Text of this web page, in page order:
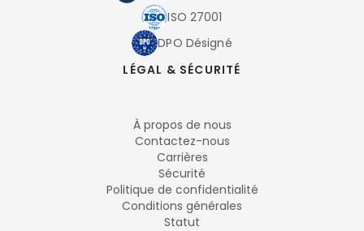
ISO 27001
DPO Désigné
LÉGAL & SÉCURITÉ
À propos de nous
Contactez-nous
Carrières
Sécurité
Politique de confidentialité
Conditions générales
Statut